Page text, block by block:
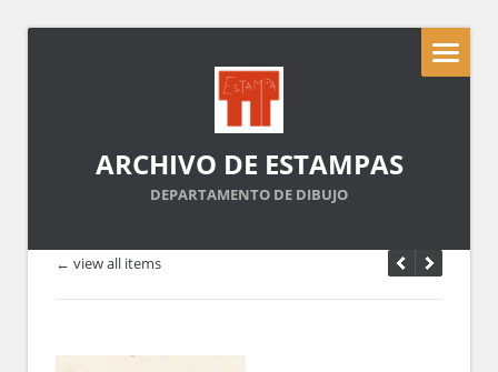
ARCHIVO DE ESTAMPAS
DEPARTAMENTO DE DIBUJO
← view all items